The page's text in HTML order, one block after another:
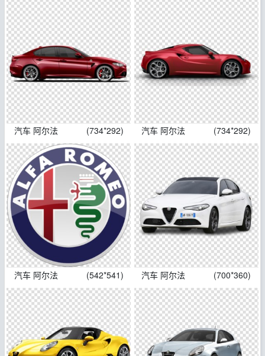
汽车 阿尔法 (734*292) 汽车 阿尔法 (734*292)
汽车 阿尔法 (542*541) 汽车 阿尔法 (700*360)